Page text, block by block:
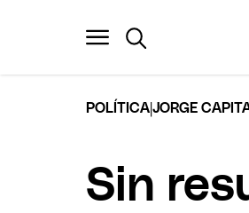
POLÍTICA|JORGE
Sin